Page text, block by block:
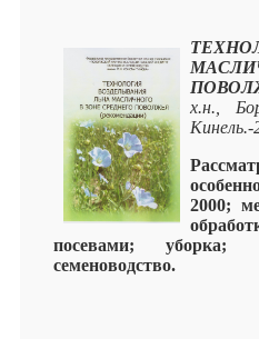
х.н.,
Кинель.-
2000;
посевами; уборка;
семеноводство.